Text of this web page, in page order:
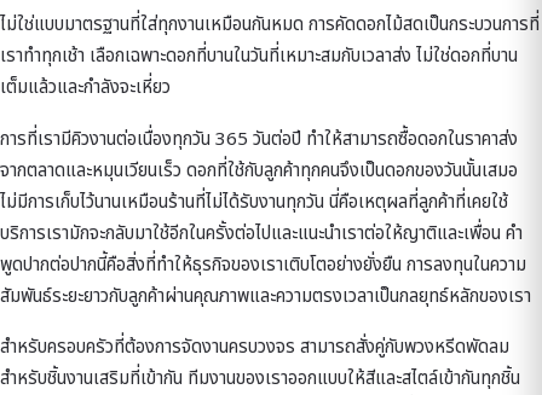
ไม่ใช่แบบมาตรฐานที่ใส่ทุกงานเหมือนกันหมด การคัดดอกไม้สดเป็นกระบวนการที่
เราทำทุกเช้า เลือกเฉพาะดอกที่บานในวันที่เหมาะสมกับเวลาส่ง ไม่ใช่ดอกที่บาน
เต็มแล้วและกำลังจะเหี่ยว
การที่เรามีคิวงานต่อเนื่องทุกวัน 365 วันต่อปี ทำให้สามารถซื้อดอกในราคาส่ง
จากตลาดและหมุนเวียนเร็ว ดอกที่ใช้กับลูกค้าทุกคนจึงเป็นดอกของวันนั้นเสมอ
ไม่มีการเก็บไว้นานเหมือนร้านที่ไม่ได้รับงานทุกวัน นี่คือเหตุผลที่ลูกค้าที่เคยใช้
บริการเรามักจะกลับมาใช้อีกในครั้งต่อไปและแนะนำเราต่อให้ญาติและเพื่อน คำ
พูดปากต่อปากนี้คือสิ่งที่ทำให้ธุรกิจของเราเติบโตอย่างยั่งยืน การลงทุนในความ
สัมพันธ์ระยะยาวกับลูกค้าผ่านคุณภาพและความตรงเวลาเป็นกลยุทธ์หลักของเรา
สำหรับครอบครัวที่ต้องการจัดงานครบวงจร สามารถสั่งคู่กับพวงหรีดพัดลม
สำหรับชิ้นงานเสริมที่เข้ากัน ทีมงานของเราออกแบบให้สีและสไตล์เข้ากันทุกชิ้น